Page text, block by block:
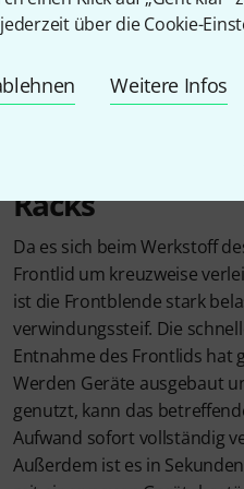
über die Cookie-
Weitere Infos
selbst, besteht
schwarzer
Schützt das
Racks
Da es sich beim Werkstoff
Frontlid um kreuzweise
ist die Frontblende stark
verwindungssteif. Die
Entnahme des Frontlids hat
Werden Geräte ausgebaut
genutzt, kann das
Aufwand sofort vollständig
Außerdem ist es in